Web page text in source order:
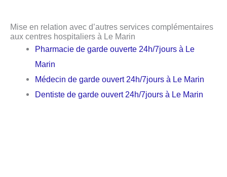
Mise en relation avec d’autres services complémentaires
aux centres hospitaliers à Le Marin
Pharmacie de garde ouverte 24h/7jours à Le
Marin
Médecin de garde ouvert 24h/7jours à Le Marin
Dentiste de garde ouvert 24h/7jours à Le Marin